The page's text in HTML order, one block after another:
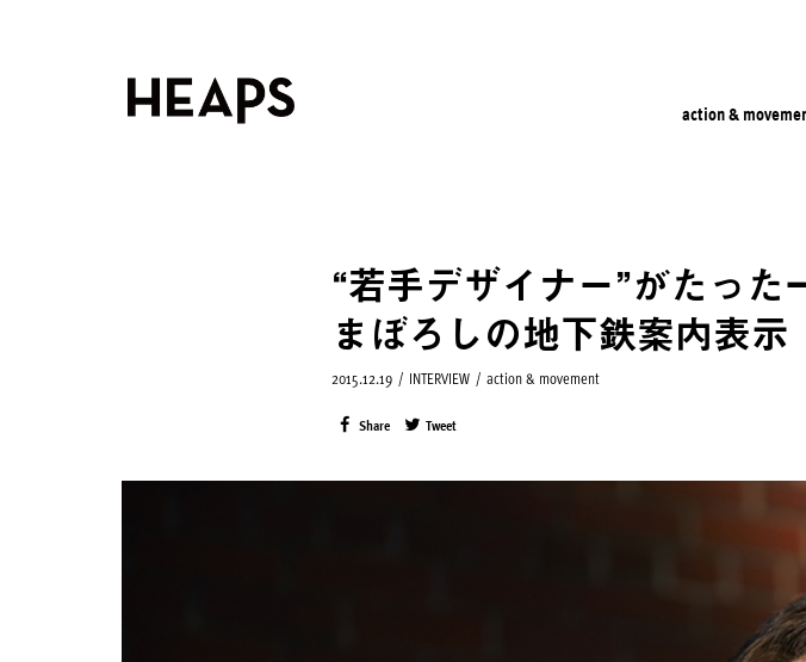
action &
“若手デザイナー”がたっ
まぼろしの地下鉄案内表示
2015.12.19 / INTERVIEW / action & movement
Share Tweet